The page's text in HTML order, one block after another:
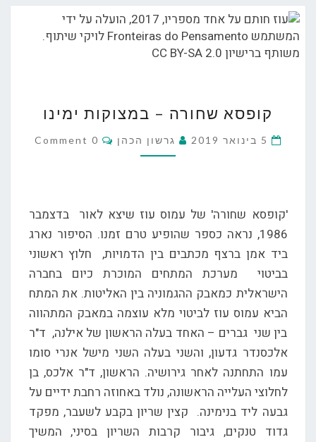
שחורה
במצוקות
קופסא שחורה – במצוקות ימינו
5 בינואר 2019 גרשון הכהן Comments
0 Comment
'קופסא שחורה' של עמוס עוז שיצא לאור בדצמבר
1986, נראה כספר שהופיע טרם זמנו. הסיפור נארג
ביד אמן ברצף מכתבים בין הדמויות, חלוץ ראשוני
בביטוי מערכת המתחים המוכרת כיום בחברה
הישראלית כמאבק ההגמוניה בין האליטות. את המתח
הביא עמוס עוז לביטוי מלא עוצמה במאבק המתהווה
בין שני גברים – האחד בעלה הראשון של אילנה, ד"ר
אלכסנדר גדעון, והשני בעלה השני מישל אנרי סומו
עמו התחתנה לאחר גירושיה. הראשון, ד"ר אלכס, בן
לחלוצי העלייה הראשונה, נולד באחוזה רחבת ידיים על
גבעה ליד בנימינה. קצין שריון בקבע לשעבר, מפקד
גדוד טנקים, גיבור קרבות השריון בסיני, המשיך